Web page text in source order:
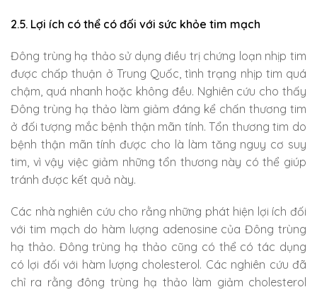
2.5. Lợi ích có thể có đối với sức khỏe tim mạch
Đông trùng hạ thảo sử dụng điều trị chứng loạn nhịp tim
được chấp thuận ở Trung Quốc, tình trạng nhịp tim quá
chậm, quá nhanh hoặc không đều. Nghiên cứu cho thấy
Đông trùng hạ thảo làm giảm đáng kể chấn thương tim
ở đối tượng mắc bệnh thận mãn tính. Tổn thương tim do
bệnh thận mãn tính được cho là làm tăng nguy cơ suy
tim, vì vậy việc giảm những tổn thương này có thể giúp
tránh được kết quả này.
Các nhà nghiên cứu cho rằng những phát hiện lợi ích đối
với tim mạch do hàm lượng adenosine của Đông trùng
hạ thảo. Đông trùng hạ thảo cũng có thể có tác dụng
có lợi đối với hàm lượng cholesterol. Các nghiên cứu đã
chỉ ra rằng đông trùng hạ thảo làm giảm cholesterol